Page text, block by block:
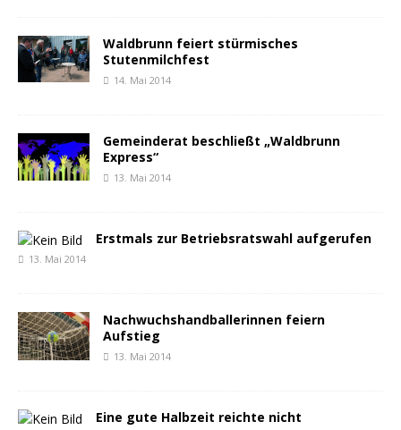
Waldbrunn feiert stürmisches
Stutenmilchfest
14. Mai 2014
Gemeinderat beschließt „Waldbrunn
Express“
13. Mai 2014
Erstmals zur Betriebsratswahl aufgerufen
13. Mai 2014
Nachwuchshandballerinnen feiern
Aufstieg
13. Mai 2014
Eine gute Halbzeit reichte nicht